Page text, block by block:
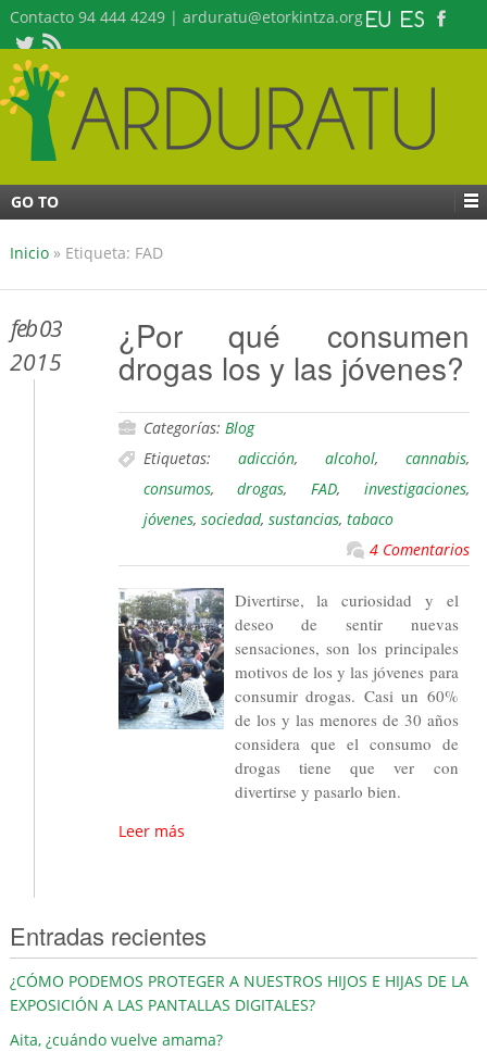
Contacto 94 444 4249 | arduratu@etorkintza.org
GO TO
Inicio» Etiqueta: FAD
feb 03
2015
¿Por qué consumen
drogas los y las jóvenes?
Categorías: Blog
Etiquetas: adicción, alcohol, cannabis,
consumos,drogas, FAD, investigaciones,
jóvenes, sociedad, sustancias, tabaco
4 Comentarios
Divertirse, la curiosidad y el
deseo de sentir nuevas
sensaciones, son los principales
motivos de los y las jóvenes para
consumir drogas. Casi un 60%
de los y las menores de 30 años
considera que el consumo de
drogas tiene que ver con
divertirse y pasarlo bien.
Leer más
Entradas recientes
¿CÓMO PODEMOS PROTEGER A NUESTROS HIJOS E HIJAS DE LA
EXPOSICIÓN A LAS PANTALLAS DIGITALES?
Aita, ¿cuándo vuelve amama?